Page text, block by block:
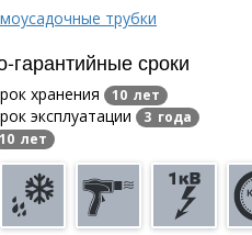
трубки
гарантийные сроки
хранения 10 лет
эксплуатации 3 года
10 лет